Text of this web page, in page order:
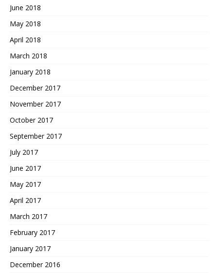
June 2018
May 2018
April 2018
March 2018
January 2018
December 2017
November 2017
October 2017
September 2017
July 2017
June 2017
May 2017
April 2017
March 2017
February 2017
January 2017
December 2016